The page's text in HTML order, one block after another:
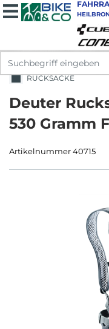
RUCKSÄCKE
Deuter
530 Gramm
Artikelnummer 40715